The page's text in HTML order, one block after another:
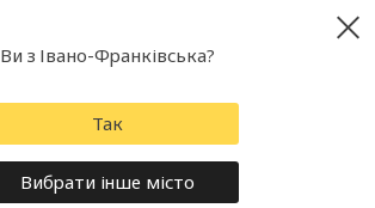
Ви з Івано-Франківська?
Так
Вибрати інше місто